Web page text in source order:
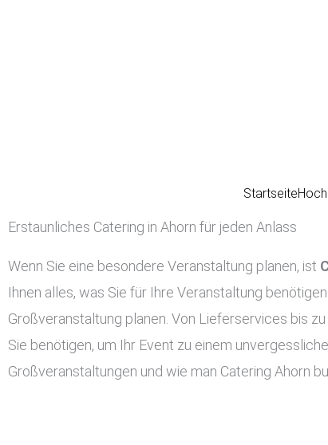
Startseite
Erstaunliches Catering in Ahorn für jeden Anlass
Wenn Sie eine besondere Veranstaltung planen, ist
Ihnen alles, was Sie für Ihre Veranstaltung
Großveranstaltung planen. Von Lieferservices bis
Sie benötigen, um Ihr Event zu einem
Großveranstaltungen und wie man Catering Ahorn